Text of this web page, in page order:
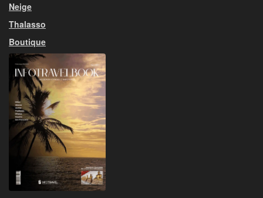
Neige
Thalasso
Boutique